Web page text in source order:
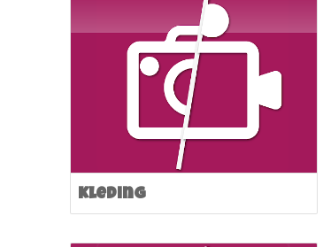
Kleding